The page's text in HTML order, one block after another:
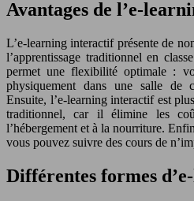
Avantages de l’e-
L’e-learning interactif présente de
l’apprentissage traditionnel en
permet une flexibilité optimale :
physiquement dans une salle de
Ensuite, l’e-learning interactif est
traditionnel, car il élimine les
l’hébergement et à la nourriture.
vous pouvez suivre des cours de
Différentes formes